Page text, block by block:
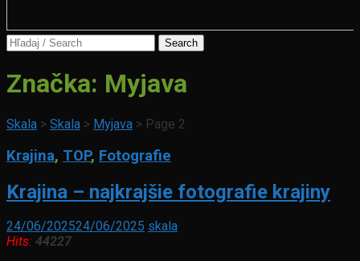
Search
Značka: Myjava
Skala > Skala > Myjava > Page 2
Krajina, TOP, Fotografie
Krajina – najkrajšie fotografie krajiny
24/06/202524/06/2025 skala
Hits: 44227